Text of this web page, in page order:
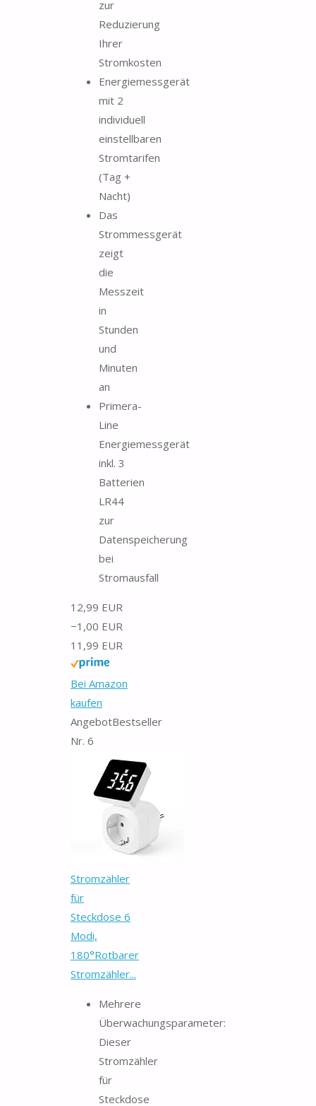
zur
Reduzierung
Ihrer
Stromkosten
Energiemessgerät
mit 2
individuell
einstellbaren
Stromtarifen
(Tag +
Nacht)
Das
Strommessgerät
zeigt
die
Messzeit
in
Stunden
und
Minuten
an
Primera-
Line
Energiemessgerät
inkl. 3
Batterien
LR44
zur
Datenspeicherung
bei
Stromausfall
12,99 EUR
−1,00 EUR
11,99 EUR
Bei Amazon
kaufen
AngebotBestseller
Nr. 6
Stromzähler
für
Steckdose 6
Modi,
180°Rotbarer
Stromzähler...
Mehrere
Überwachungsparameter:
Dieser
Stromzähler
für
Steckdose